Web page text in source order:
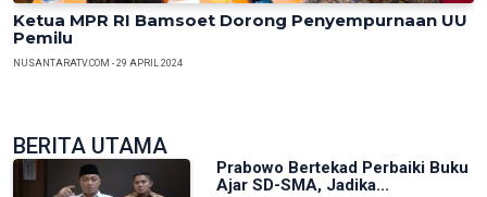
Ketua MPR RI Bamsoet Dorong Penyempurnaan UU
Pemilu
NUSANTARATV.COM - 29 APRIL 2024
BERITA UTAMA
Prabowo Bertekad Perbaiki Buku
Ajar SD-SMA, Jadika...